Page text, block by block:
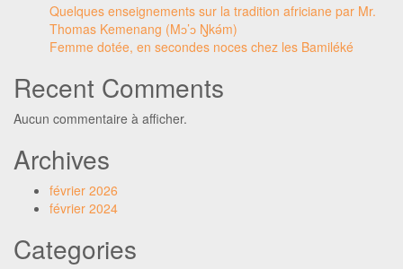
Quelques enseignements sur la tradition africiane par Mr.
Thomas Kemenang (Mɔ’ɔ Ŋkǝ́m)
Femme dotée, en secondes noces chez les Bamiléké
Recent Comments
Aucun commentaire à afficher.
Archives
février 2026
février 2024
Categories